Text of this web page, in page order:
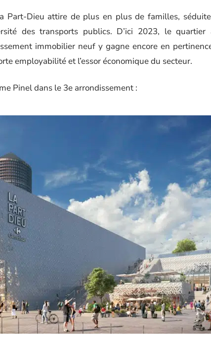
Part-Dieu attire de plus en plus de familles,
des transports publics. D’ici 2023, le quartier
immobilier neuf y gagne encore en
employabilité et l’essor économique du secteur.
Pinel dans le 3e arrondissement :